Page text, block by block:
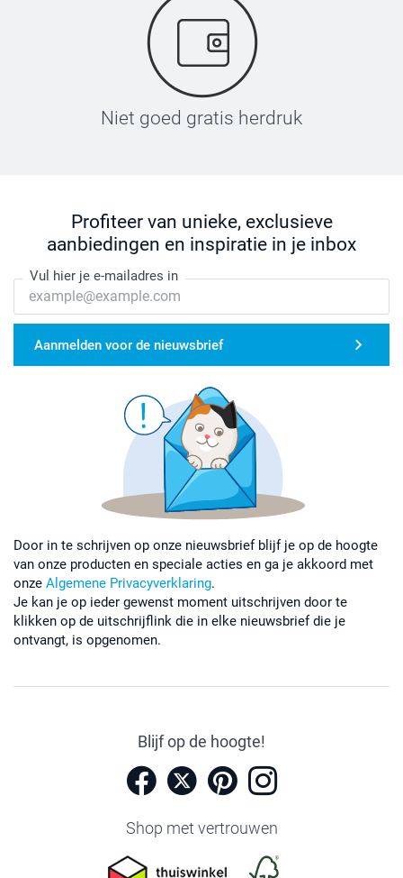
Niet goed gratis herdruk
Profiteer van unieke, exclusieve
aanbiedingen en inspiratie in je inbox
Vul hier je e-mailadres in
Aanmelden voor de nieuwsbrief
Door in te schrijven op onze nieuwsbrief blijf je op de hoogte
van onze producten en speciale acties en ga je akkoord met
onze Algemene Privacyverklaring.
Je kan je op ieder gewenst moment uitschrijven door te
klikken op de uitschrijflink die in elke nieuwsbrief die je
ontvangt, is opgenomen.
Blijf op de hoogte!
Shop met vertrouwen